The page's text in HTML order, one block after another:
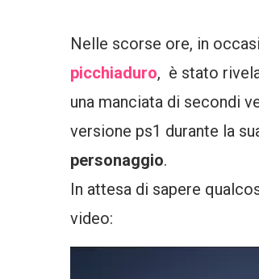
Nelle scorse ore, in
picchiaduro, è stato
una manciata di secondi
versione ps1 durante la
personaggio.
In attesa di sapere
video: